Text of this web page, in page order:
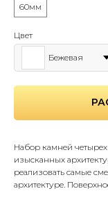
60мм
Цвет
Бежевая
Набор камней
изысканных
реализовать самые
архитектуре.